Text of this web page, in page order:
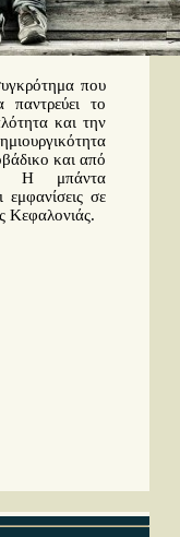
που
το
και την
και από
Η μπάντα
σε
Κεφαλονιάς.